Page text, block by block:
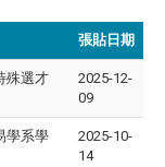
張貼日期
殊選才
2025-12-
09
學系學
2025-10-
14